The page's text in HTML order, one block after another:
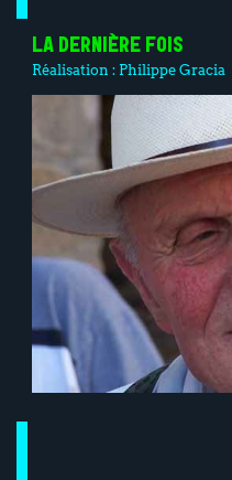
LA DERNIÈRE FOIS
Réalisation : Philippe Gracia